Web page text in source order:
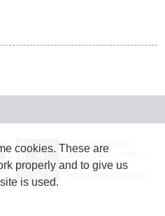
JASRAC許諾番号：
9024936001Y45037
JASRAC許諾番号：
cookies. These are
properly and to give us
is used.